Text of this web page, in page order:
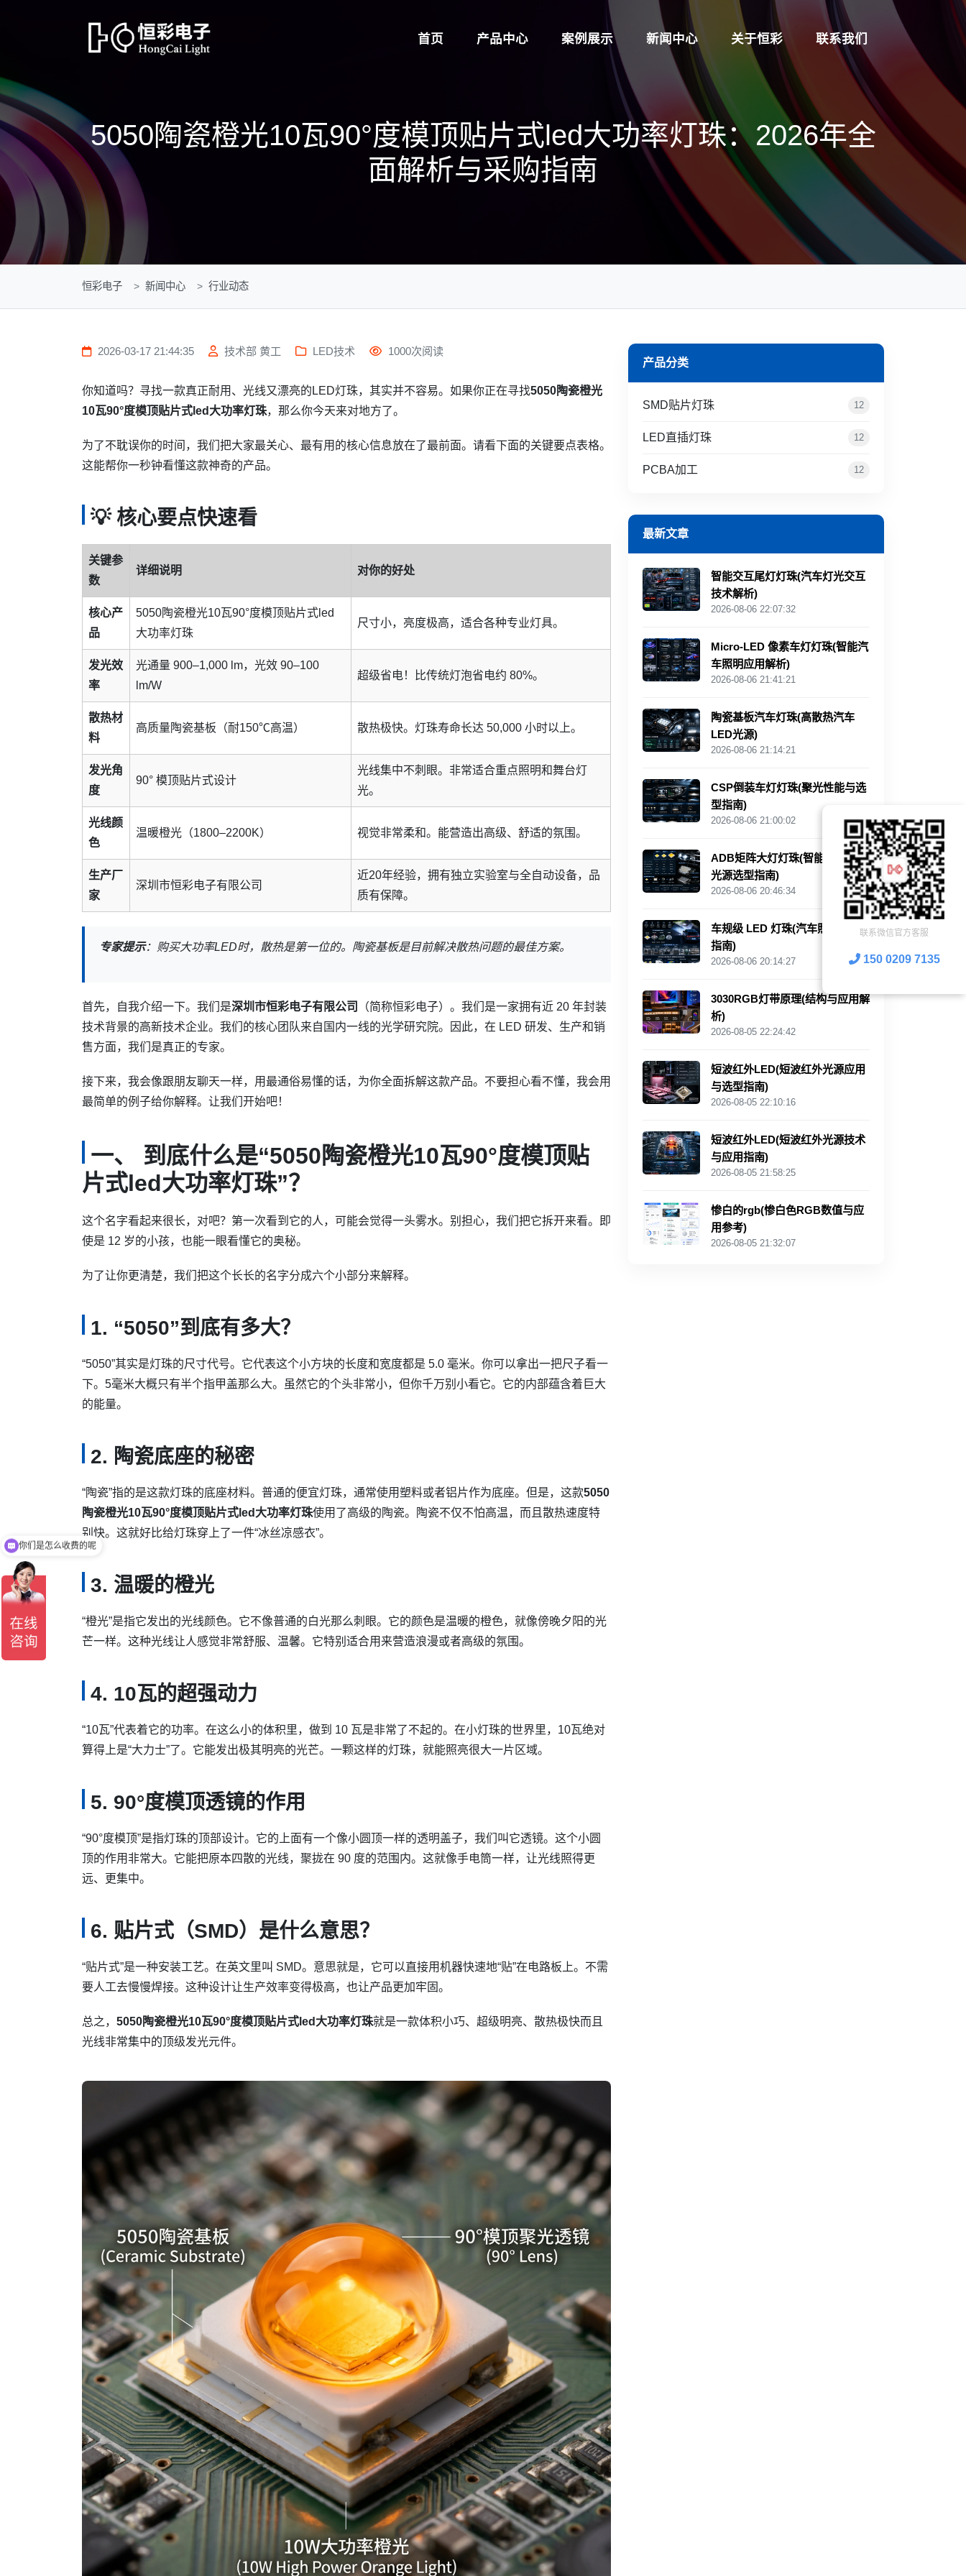
首页 产品中心 案例展示 新闻中心 关于恒彩 联系我们
5050陶瓷橙光10瓦90°度模顶贴片式led大功率灯珠：2026年全
面解析与采购指南
恒彩电子 新闻中心 行业动态
2026-03-17 21:44:35 技术部 黄工 LED技术 1000次阅读
你知道吗？寻找一款真正耐用、光线又漂亮的LED灯珠，其实并不容易。如果你正在寻找5050陶瓷橙光
10瓦90°度模顶贴片式led大功率灯珠，那么你今天来对地方了。
为了不耽误你的时间，我们把大家最关心、最有用的核心信息放在了最前面。请看下面的关键要点表格。
这能帮你一秒钟看懂这款神奇的产品。
💡 核心要点快速看
关键参
数
详细说明 对你的好处
核心产
品
5050陶瓷橙光10瓦90°度模顶贴片式led
大功率灯珠
尺寸小，亮度极高，适合各种专业灯具。
发光效
率
光通量 900–1,000 lm，光效 90–100
lm/W
超级省电！比传统灯泡省电约 80%。
散热材
料
高质量陶瓷基板（耐150℃高温） 散热极快。灯珠寿命长达 50,000 小时以上。
发光角
度
90° 模顶贴片式设计
光线集中不刺眼。非常适合重点照明和舞台灯
光。
光线颜
色
温暖橙光（1800–2200K） 视觉非常柔和。能营造出高级、舒适的氛围。
生产厂
家
深圳市恒彩电子有限公司
近20年经验，拥有独立实验室与全自动设备，品
质有保障。
专家提示：购买大功率LED时，散热是第一位的。陶瓷基板是目前解决散热问题的最佳方案。
首先，自我介绍一下。我们是深圳市恒彩电子有限公司
（简称恒彩电子）。我们是一家拥有近 20 年封装
技术背景的高新技术企业。我们的核心团队来自国内一线的光学研究院。因此，在 LED 研发、生产和销
售方面，我们是真正的专家。
接下来，我会像跟朋友聊天一样，用最通俗易懂的话，为你全面拆解这款产品。不要担心看不懂，我会用
最简单的例子给你解释。让我们开始吧！
一、 到底什么是“5050陶瓷橙光10瓦90°度模顶贴
片式led大功率灯珠”？
这个名字看起来很长，对吧？第一次看到它的人，可能会觉得一头雾水。别担心，我们把它拆开来看。即
使是 12 岁的小孩，也能一眼看懂它的奥秘。
为了让你更清楚，我们把这个长长的名字分成六个小部分来解释。
1. “5050”到底有多大？
“5050”其实是灯珠的尺寸代号。它代表这个小方块的长度和宽度都是 5.0 毫米。你可以拿出一把尺子看一
下。5毫米大概只有半个指甲盖那么大。虽然它的个头非常小，但你千万别小看它。它的内部蕴含着巨大
的能量。
2. 陶瓷底座的秘密
“陶瓷”指的是这款灯珠的底座材料。普通的便宜灯珠，通常使用塑料或者铝片作为底座。但是，这款5050
陶瓷橙光10瓦90°度模顶贴片式led大功率灯珠使用了高级的陶瓷。陶瓷不仅不怕高温，而且散热速度特
别快。这就好比给灯珠穿上了一件“冰丝凉感衣”。
3. 温暖的橙光
“橙光”是指它发出的光线颜色。它不像普通的白光那么刺眼。它的颜色是温暖的橙色，就像傍晚夕阳的光
芒一样。这种光线让人感觉非常舒服、温馨。它特别适合用来营造浪漫或者高级的氛围。
4. 10瓦的超强动力
“10瓦”代表着它的功率。在这么小的体积里，做到 10 瓦是非常了不起的。在小灯珠的世界里，10瓦绝对
算得上是“大力士”了。它能发出极其明亮的光芒。一颗这样的灯珠，就能照亮很大一片区域。
5. 90°度模顶透镜的作用
“90°度模顶”是指灯珠的顶部设计。它的上面有一个像小圆顶一样的透明盖子，我们叫它透镜。这个小圆
顶的作用非常大。它能把原本四散的光线，聚拢在 90 度的范围内。这就像手电筒一样，让光线照得更
远、更集中。
6. 贴片式（SMD）是什么意思？
“贴片式”是一种安装工艺。在英文里叫 SMD。意思就是，它可以直接用机器快速地“贴”在电路板上。不需
要人工去慢慢焊接。这种设计让生产效率变得极高，也让产品更加牢固。
总之， 5050陶瓷橙光10瓦90°度模顶贴片式led大功率灯珠就是一款体积小巧、超级明亮、散热极快而且
光线非常集中的顶级发光元件。
产品分类
SMD贴片灯珠 12
LED直插灯珠 12
PCBA加工 12
最新文章
智能交互尾灯灯珠(汽车灯光交互
技术解析)
2026-08-06 22:07:32
Micro-LED 像素车灯灯珠(智能汽
车照明应用解析)
2026-08-06 21:41:21
陶瓷基板汽车灯珠(高散热汽车
LED光源)
2026-08-06 21:14:21
CSP倒装车灯灯珠(聚光性能与选
型指南)
2026-08-06 21:00:02
ADB矩阵大灯灯珠(智能汽车照明
光源选型指南)
2026-08-06 20:46:34
车规级 LED 灯珠(汽车照明选型
指南)
2026-08-06 20:14:27
3030RGB灯带原理(结构与应用解
析)
2026-08-05 22:24:42
短波红外LED(短波红外光源应用
与选型指南)
2026-08-05 22:10:16
短波红外LED(短波红外光源技术
与应用指南)
2026-08-05 21:58:25
惨白的rgb(惨白色RGB数值与应
用参考)
2026-08-05 21:32:07
联系微信官方客服
150 0209 7135
你们是怎么收费的呢